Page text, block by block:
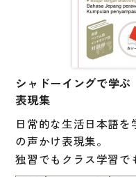
シャドーイングで学
表現集
日常的な生活日本語
の声かけ表現集。
独習でもクラス学習で